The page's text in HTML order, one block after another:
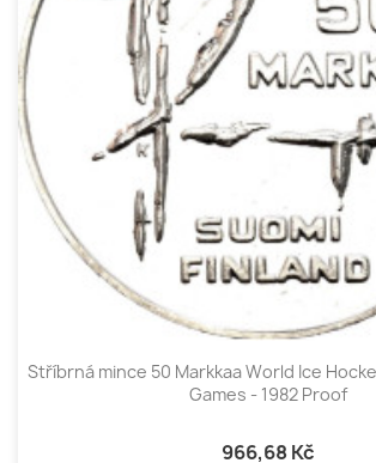
Stříbrná mince 50 Markkaa World Ice
Games - 1982 Proof
966,68 Kč